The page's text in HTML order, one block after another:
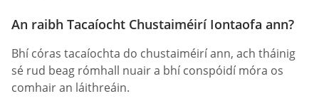
An raibh Tacaíocht Chustaiméirí Iontaofa ann?
Bhí córas tacaíochta do chustaiméirí ann, ach tháinig
sé rud beag rómhall nuair a bhí conspóidí móra os
comhair an láithreáin.